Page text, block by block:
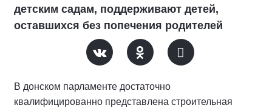
детским садам, поддерживают детей,
оставшихся без попечения родителей
В донском парламенте достаточно
квалифицированно представлена строительная